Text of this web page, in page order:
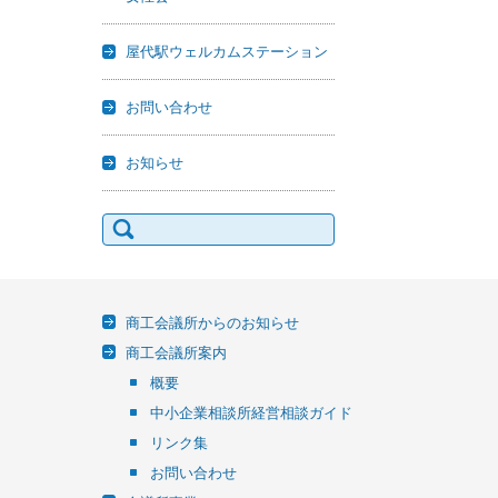
屋代駅ウェルカムステーション
お問い合わせ
お知らせ
検
索:
商工会議所からのお知らせ
商工会議所案内
概要
中小企業相談所経営相談ガイド
リンク集
お問い合わせ